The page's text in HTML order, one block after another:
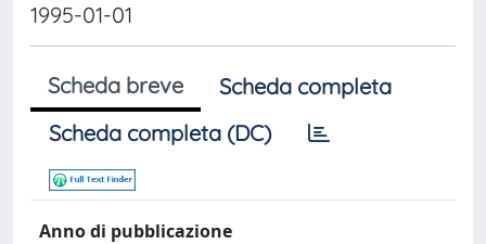
1995-01-01
Scheda breve
Scheda completa
Scheda completa (DC)
Anno di pubblicazione